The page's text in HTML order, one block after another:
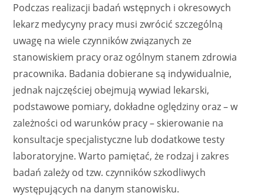
Podczas realizacji badań wstępnych i okresowych
lekarz medycyny pracy musi zwrócić szczególną
uwagę na wiele czynników związanych ze
stanowiskiem pracy oraz ogólnym stanem zdrowia
pracownika. Badania dobierane są indywidualnie,
jednak najczęściej obejmują wywiad lekarski,
podstawowe pomiary, dokładne oględziny oraz – w
zależności od warunków pracy – skierowanie na
konsultacje specjalistyczne lub dodatkowe testy
laboratoryjne. Warto pamiętać, że rodzaj i zakres
badań zależy od tzw. czynników szkodliwych
występujących na danym stanowisku.